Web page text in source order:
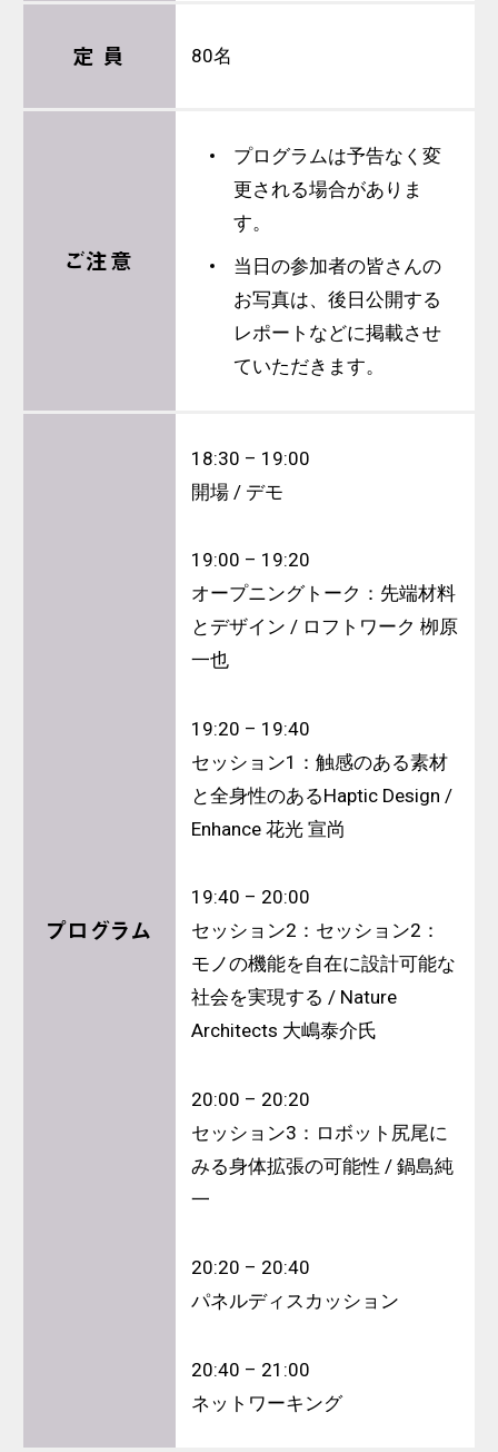
定 員 80名
ご注意
プログラムは予告なく変
更される場合がありま
す。
当日の参加者の皆さんの
お写真は、後日公開する
レポートなどに掲載させ
ていただきます。
プログラム
18:30 – 19:00
開場 / デモ
19:00 – 19:20
オープニングトーク：先端材料
とデザイン / ロフトワーク 栁原
一也
19:20 – 19:40
セッション1：触感のある素材
と全身性のあるHaptic Design /
Enhance 花光 宣尚
19:40 – 20:00
セッション2： セッション2：
モノの機能を自在に設計可能な
社会を実現する / Nature
Architects 大嶋泰介氏
20:00 – 20:20
セッション3：ロボット尻尾に
みる身体拡張の可能性 / 鍋島純
一
20:20 – 20:40
パネルディスカッション
20:40 – 21:00
ネットワーキング